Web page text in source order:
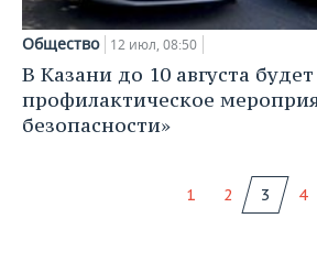
Общество 12 июл, 08:50
В Казани до 10 августа
профилактическое
безопасности»
1 2 3 4